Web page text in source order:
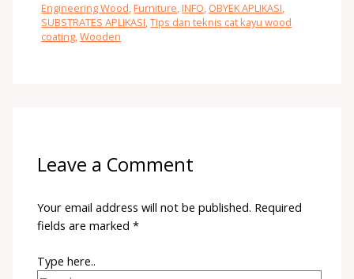
Engineering Wood,Furniture,INFO, OBYEK APLIKASI,
SUBSTRATES APLIKASI,Tips dan teknis cat kayu wood
coating,Wooden
Leave a Comment
Your email address will not be published. Required
fields are marked*
Type here..